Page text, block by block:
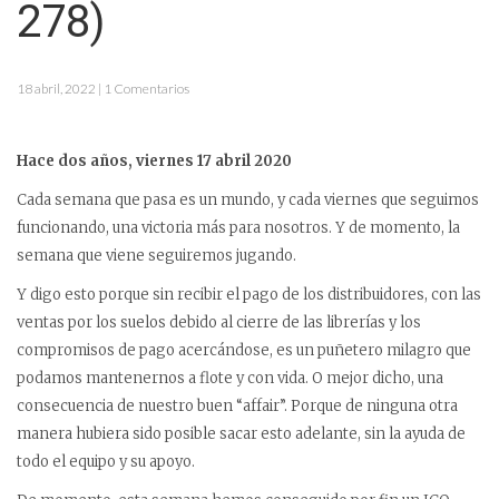
278)
18 abril, 2022 | 1 Comentarios
Hace dos años, viernes 17 abril 2020
Cada semana que pasa es un mundo, y cada viernes que seguimos
funcionando, una victoria más para nosotros. Y de momento, la
semana que viene seguiremos jugando.
Y digo esto porque sin recibir el pago de los distribuidores, con las
ventas por los suelos debido al cierre de las librerías y los
compromisos de pago acercándose, es un puñetero milagro que
podamos mantenernos a flote y con vida. O mejor dicho, una
consecuencia de nuestro buen “affair”. Porque de ninguna otra
manera hubiera sido posible sacar esto adelante, sin la ayuda de
todo el equipo y su apoyo.